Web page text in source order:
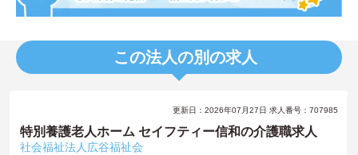
この法人の別の求人
更新日：2026年07月27日 求人番号：707985
特別養護老人ホーム セイフティー信和の介護職求人
社会福祉法人広谷福祉会